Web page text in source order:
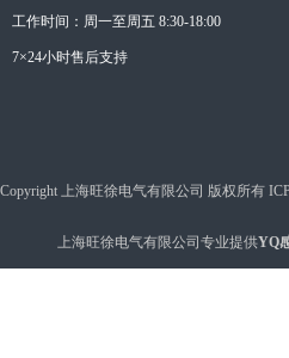
工作时间：周一至周五 8:30-18:00
7×24小时售后支持
Copyright 上海旺徐电气有限公司 版权所有
上海旺徐电气有限公司专业提供YQ